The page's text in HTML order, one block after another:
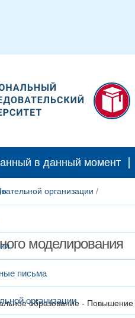
в данный момент
письма
организации
организации /
моделирования
образование - Повышение